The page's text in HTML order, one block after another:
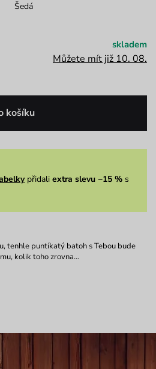
Šedá
skladem
Můžete mít již 10. 08.
košíku
přidali extra slevu −15 %s
tenhle puntíkatý batoh s Tebou bude
kolik toho zrovna…